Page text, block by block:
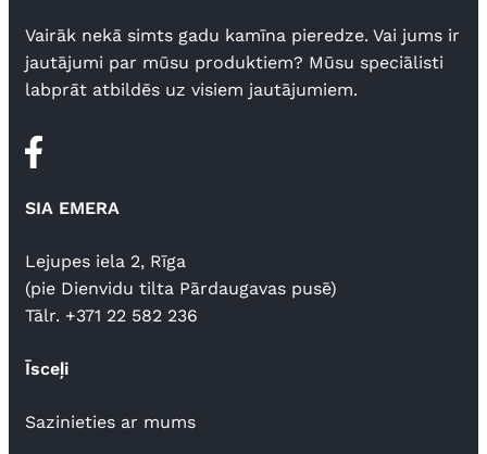
Vairāk nekā simts gadu kamīna pieredze. Vai jums ir
jautājumi par mūsu produktiem? Mūsu speciālisti
labprāt atbildēs uz visiem jautājumiem.
SIA EMERA
Lejupes iela 2, Rīga
(pie Dienvidu tilta Pārdaugavas pusē)
Tālr. +371 22 582 236
Īsceļi
Sazinieties ar mums